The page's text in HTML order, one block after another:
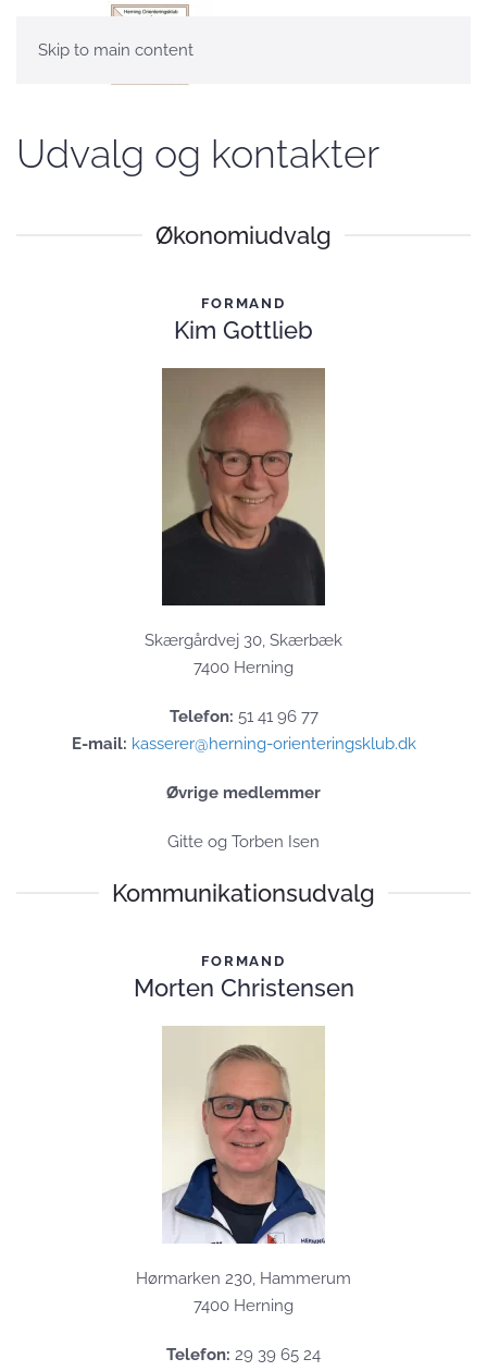
Skip to main content
Udvalg og kontakter
Økonomiudvalg
FORMAND
Kim Gottlieb
Skærgårdvej 30, Skærbæk
7400 Herning
Telefon: 51 41 96 77
E-mail: kasserer@herning-orienteringsklub.dk
Øvrige medlemmer
Gitte og Torben Isen
Kommunikationsudvalg
FORMAND
Morten Christensen
Hørmarken 230, Hammerum
7400 Herning
Telefon: 29 39 65 24